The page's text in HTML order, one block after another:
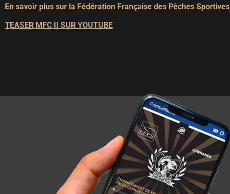
En savoir plus sur la Fédération Française des Pêches Sportives
TEASER MFC II SUR YOUTUBE